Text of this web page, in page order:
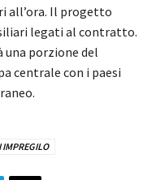
all’ora. Il progetto
legati al contratto.
una porzione del
centrale con i paesi
IMPREGILO